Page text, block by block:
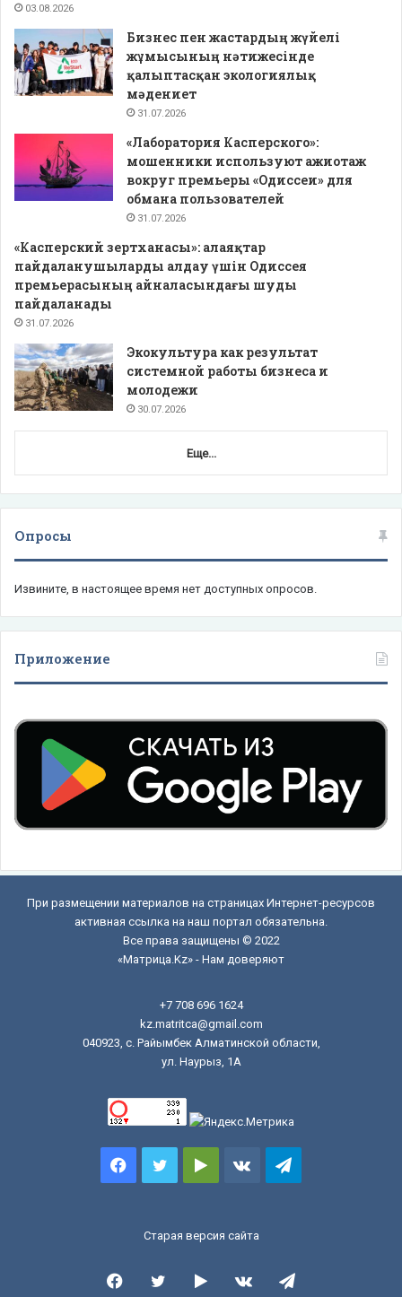
03.08.2026
Бизнес пен жастардың жүйелі
жұмысының нәтижесінде
қалыптасқан экологиялық
мәдениет
31.07.2026
«Лаборатория Касперского»:
мошенники используют ажиотаж
вокруг премьеры «Одиссеи» для
обмана пользователей
31.07.2026
«Касперский зертханасы»: алаяқтар
пайдаланушыларды алдау үшін Одиссея
премьерасының айналасындағы шуды
пайдаланады
31.07.2026
Экокультура как результат
системной работы бизнеса и
молодежи
30.07.2026
Еще...
Опросы
Извините, в настоящее время нет доступных опросов.
Приложение
При размещении материалов на страницах Интернет-ресурсов
активная ссылка на наш портал обязательна.
Все права защищены © 2022
«Матрица.Kz» - Нам доверяют
+7 708 696 1624
kz.matritca@gmail.com
040923, с. Райымбек Алматинской области,
ул. Наурыз, 1А
FacebookTwitterGoogle vk.comTelegram
Старая версия сайта
FacebookTwitterGoogle vk.comTelegram